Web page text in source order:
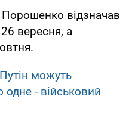
відзначав
вересня, а
можуть
одне - військовий